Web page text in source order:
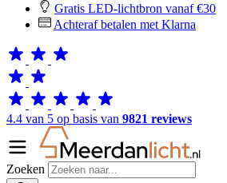
Gratis LED-lichtbron vanaf €30
Achteraf betalen met Klarna
4.4 van 5 op basis van 9821 reviews
Zoeken